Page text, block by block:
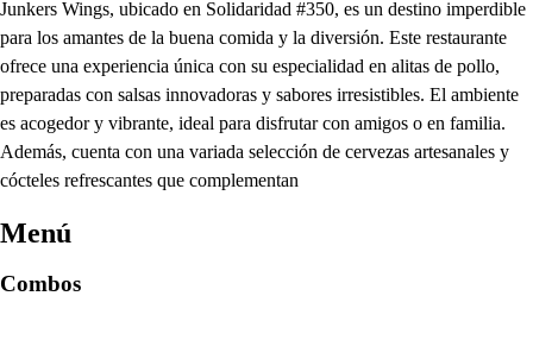
Junkers Wings, ubicado en Solidaridad #350, es un destino imperdible
para los amantes de la buena comida y la diversión. Este restaurante
ofrece una experiencia única con su especialidad en alitas de pollo,
preparadas con salsas innovadoras y sabores irresistibles. El ambiente
es acogedor y vibrante, ideal para disfrutar con amigos o en familia.
Además, cuenta con una variada selección de cervezas artesanales y
cócteles refrescantes que complementan
Menú
Combos